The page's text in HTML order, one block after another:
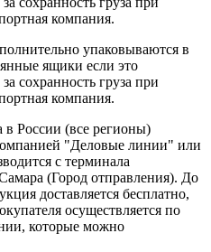
компания.
упаковываются в
ящики если это
сохранность груза при
компания.
России (все регионы)
"Деловые линии" или
с терминала
(Город отправления). До
доставляется бесплатно,
осуществляется по
которые можно